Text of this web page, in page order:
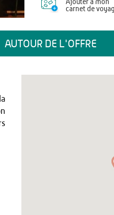
Ajouter à mon
carnet de
AUTOUR DE L'OFFRE